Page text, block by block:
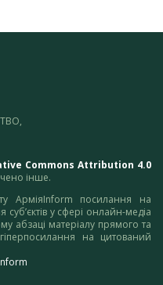
Commons Attribution 4.0
інше.
АрміяInform посилання на
суб’єктів у сфері онлайн-медіа
абзаці матеріалу прямого та
на цитований